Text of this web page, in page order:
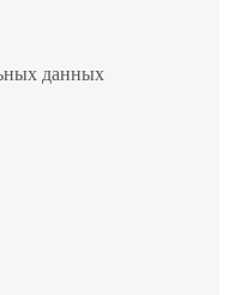
данных